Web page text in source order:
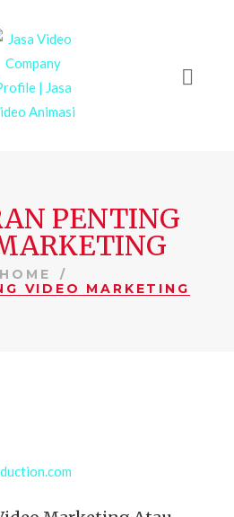
PENTING
HOME
VIDEO MARKETING